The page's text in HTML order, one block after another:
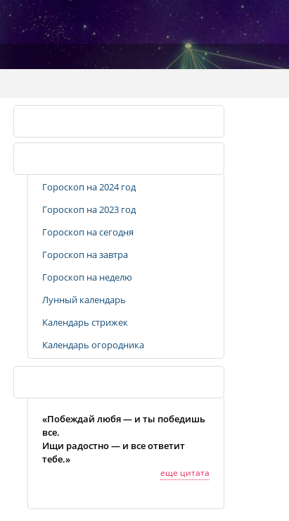
Гороскоп на 2024 год
Гороскоп на 2023 год
Гороскоп на сегодня
Гороскоп на завтра
Гороскоп на неделю
Лунный календарь
Календарь стрижек
Календарь огородника
«Побеждай любя — и ты победишь
все.
Ищи радостно — и все ответит
тебе.»
еще цитата